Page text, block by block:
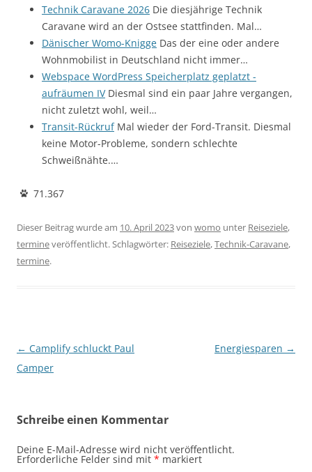
Technik Caravane 2026 Die diesjährige Technik
Caravane wird an der Ostsee stattfinden. Mal…
Dänischer Womo-Knigge Das der eine oder andere
Wohnmobilist in Deutschland nicht immer…
Webspace WordPress Speicherplatz geplatzt -
aufräumen IVDiesmal sind ein paar Jahre vergangen,
nicht zuletzt wohl, weil…
Transit-RückrufMal wieder der Ford-Transit. Diesmal
keine Motor-Probleme, sondern schlechte
Schweißnähte.…
71.367
Dieser Beitrag wurde am 10. April 2023von womo unter Reiseziele,
termineveröffentlicht. Schlagwörter: Reiseziele,Technik-Caravane,
termine.
Beitragsnavigation
← Camplify schluckt Paul
Camper
Energiesparen →
Schreibe einen Kommentar
Deine E-Mail-Adresse wird nicht veröffentlicht.
Erforderliche Felder sind mit * markiert